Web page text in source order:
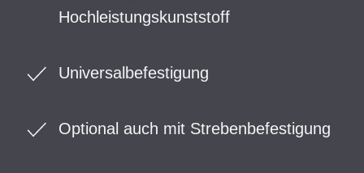
Hochleistungskunststoff
Universalbefestigung
Optional auch mit Strebenbefestigung